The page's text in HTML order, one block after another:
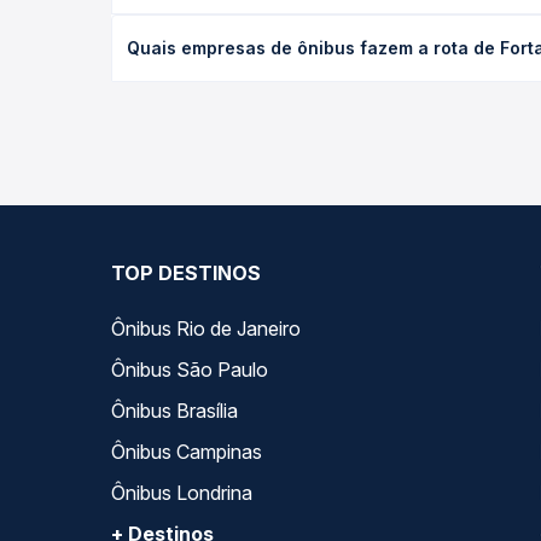
de poltrona e a antecedência da compra. Na
Quais empresas de ônibus fazem a rota de
TOP DESTINOS
Ônibus Rio de Janeiro
Ônibus São Paulo
Ônibus Brasília
Ônibus Campinas
Ônibus Londrina
+ Destinos